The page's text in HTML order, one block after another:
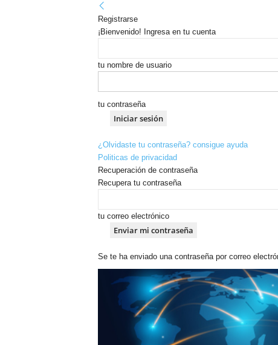
Registrarse
¡Bienvenido! Ingresa en tu cuenta
tu nombre de usuario
tu contraseña
¿Olvidaste tu contraseña? consigue ayuda
Politicas de privacidad
Recuperación de contraseña
Recupera tu contraseña
tu correo electrónico
Se te ha enviado una contraseña por correo